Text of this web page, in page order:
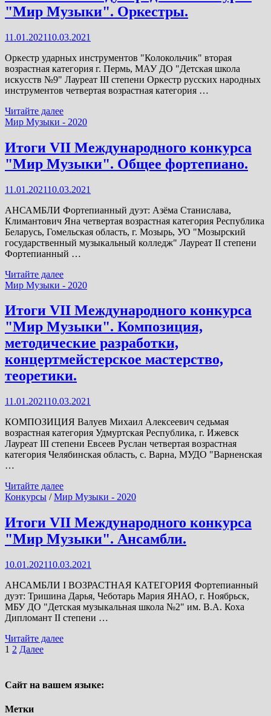
Музыки".
-
вокалисты.
"Мир Музыки". Оркестры.
11.01.202110.03.2021
Оркестр ударных инструментов "Колокольчик" вторая
возрастная категория г. Пермь, МАУ ДО "Детская школа
искусств №9" Лауреат III степени Оркестр русских народных
инструментов четвертая возрастная категория …
Итоги
VII
конкурса
"Мир
Музыки".
Читайте далее
Мир Музыки - 2020
Итоги VII Международного конкурса
"Мир Музыки". Общее фортепиано.
11.01.202110.03.2021
АНСАМБЛИ Фортепианный дуэт: Азёма Станислава,
Климантович Яна четвертая возрастная категория Республика
Беларусь, Гомельская область, г. Мозырь, УО "Мозырский
государственный музыкальный колледж" Лауреат II степени
Фортепианный …
Итоги
VII
конкурса
"Мир
Музыки".
Общее
фортепиано.
Читайте далее
Мир Музыки - 2020
Итоги VII Международного конкурса
"Мир Музыки". Композиция,
методические разработки,
концертмейстерское мастерство,
теоретики.
11.01.202110.03.2021
КОМПОЗИЦИЯ Валуев Михаил Алексеевич седьмая
возрастная категория Удмуртская Республика, г. Ижевск
Лауреат III степени Евсеев Руслан четвертая возрастная
категория Челябинская область, с. Варна, МУДО "Варненская
…
Итоги
VII
конкурса
"Мир
Музыки".
методические
разработки,
концертмейстерское
мастерство,
теоретики.
Читайте далее
Конкурсы /Мир Музыки - 2020
Итоги VII Международного конкурса
"Мир Музыки". Ансамбли.
10.01.202110.03.2021
АНСАМБЛИ I ВОЗРАСТНАЯ КАТЕГОРИЯ Фортепианный
дуэт: Тришина Дарья, Чеботарь Мария ЯНАО, г. Ноябрьск,
МБУ ДО "Детская музыкальная школа №2" им. В.А. Коха
Дипломант II степени …
Итоги
VII
"Мир
Читайте далее
Пагинация
1 2 Далее
Сайт на вашем языке:
Метки